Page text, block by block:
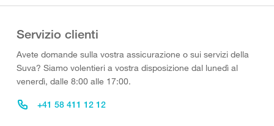
Servizio clienti
Avete domande sulla vostra assicurazione o sui servizi della
Suva? Siamo volentieri a vostra disposizione dal lunedì al
venerdì, dalle 8:00 alle 17:00.
+41 58 411 12 12